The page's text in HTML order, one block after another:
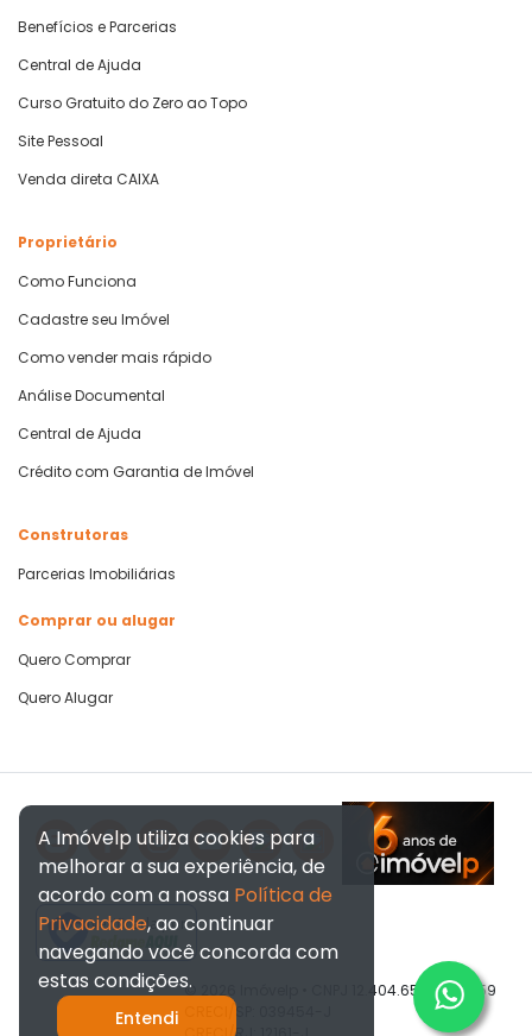
Benefícios e Parcerias
Central de Ajuda
Curso Gratuito do Zero ao Topo
Site Pessoal
Venda direta CAIXA
Proprietário
Como Funciona
Cadastre seu Imóvel
Como vender mais rápido
Análise Documental
Central de Ajuda
Crédito com Garantia de Imóvel
Construtoras
Parcerias Imobiliárias
Comprar ou alugar
Quero Comprar
Quero Alugar
Verificada por
© 2026 Imóvelp • CNPJ 12.404.656/0001-59
CRECI/SP: 039454-J
A Imóvelp utiliza cookies para
melhorar a sua experiência, de
acordo com a nossa Política de
Privacidade, ao continuar
navegando você concorda com
estas condições.
Entendi